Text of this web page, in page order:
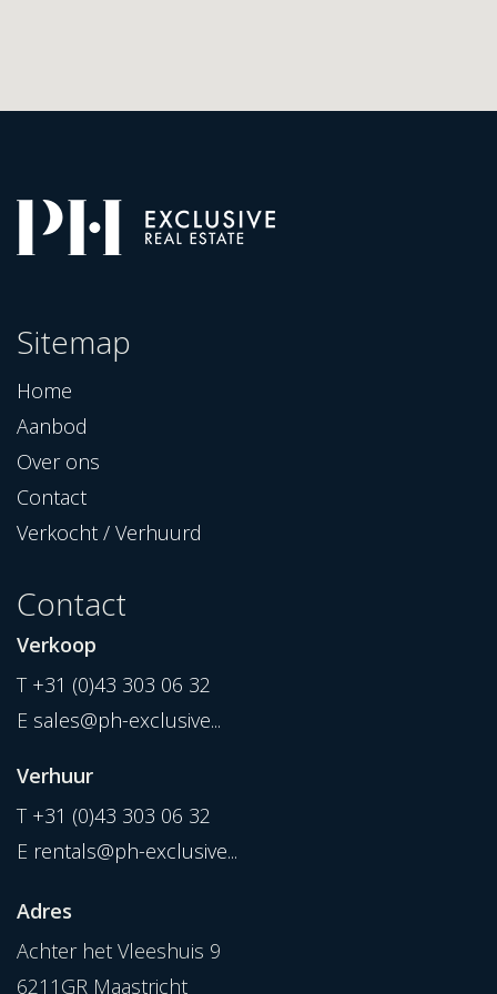
Sitemap
Home
Aanbod
Over ons
Contact
Verkocht / Verhuurd
Contact
Verkoop
T +31 (0)43 303 06 32
E sales@ph-exclusive...
Verhuur
T +31 (0)43 303 06 32
E rentals@ph-exclusive...
Adres
Achter het Vleeshuis 9
6211GR Maastricht